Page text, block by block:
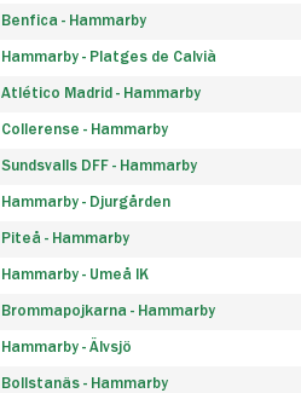
Benfica - Hammarby
Hammarby - Platges de Calvià
Atlético Madrid - Hammarby
Collerense - Hammarby
Sundsvalls DFF - Hammarby
Hammarby - Djurgården
Piteå - Hammarby
Hammarby - Umeå IK
Brommapojkarna - Hammarby
Hammarby - Älvsjö
Bollstanäs - Hammarby